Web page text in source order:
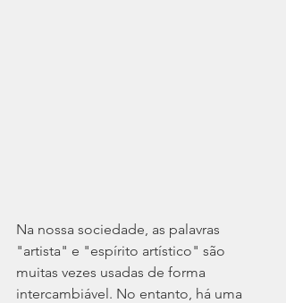
Na nossa sociedade, as palavras
"artista" e "espírito artístico" são
muitas vezes usadas de forma
intercambiável. No entanto, há uma